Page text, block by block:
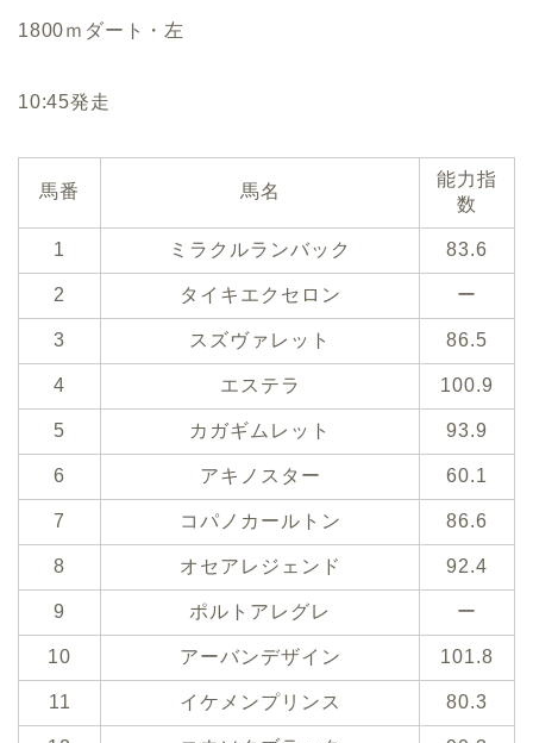
1800ｍダート・左
10:45発走
馬番 馬名
能力指
数
1 ミラクルランバック 83.6
2 タイキエクセロン ー
3 スズヴァレット 86.5
4 エステラ 100.9
5 カガギムレット 93.9
6 アキノスター 60.1
7 コパノカールトン 86.6
8 オセアレジェンド 92.4
9 ポルトアレグレ ー
10 アーバンデザイン 101.8
11 イケメンプリンス 80.3